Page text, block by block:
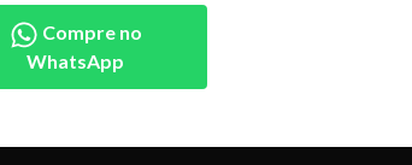
Compre no
WhatsApp